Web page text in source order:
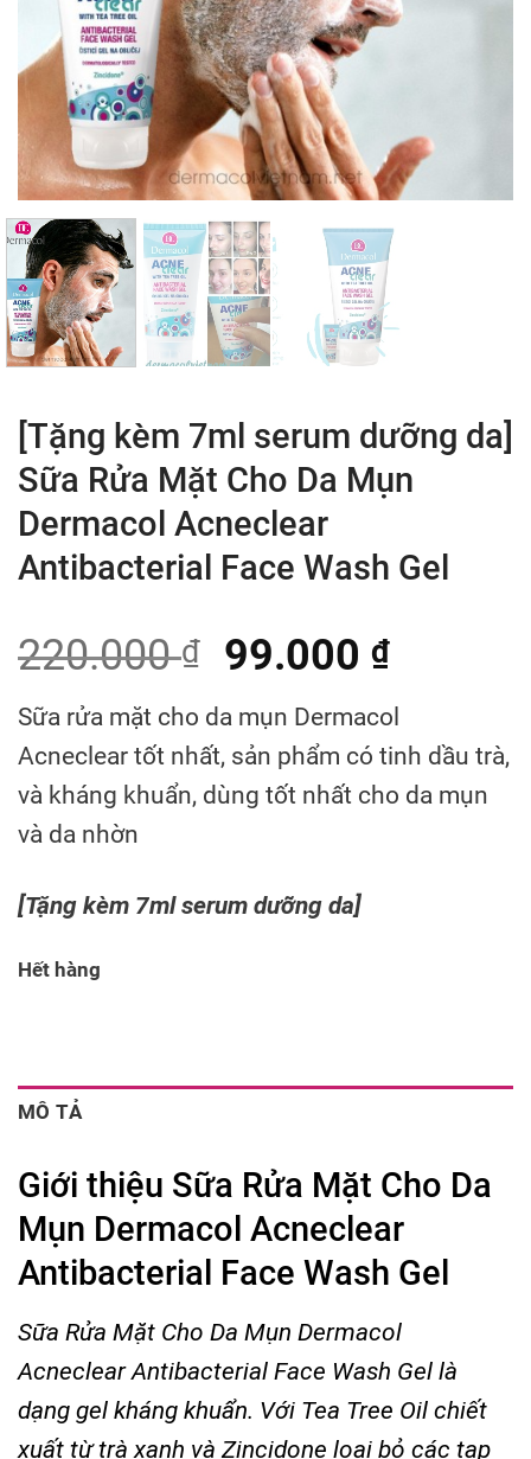
[Tặng kèm 7ml serum dưỡng da]
Sữa Rửa Mặt Cho Da Mụn
Dermacol Acneclear
Antibacterial Face Wash Gel
220.000₫ 99.000 ₫
Sữa rửa mặt cho da mụn Dermacol
Acneclear tốt nhất, sản phẩm có tinh dầu trà,
và kháng khuẩn, dùng tốt nhất cho da mụn
và da nhờn
[Tặng kèm 7ml serum dưỡng da]
Hết hàng
MÔ TẢ
Giới thiệu Sữa Rửa Mặt Cho Da
Mụn Dermacol Acneclear
Antibacterial Face Wash Gel
Sữa Rửa Mặt Cho Da Mụn Dermacol
Acneclear Antibacterial Face Wash Gel là
dạng gel kháng khuẩn. Với Tea Tree Oil chiết
xuất từ trà xanh và Zincidone loại bỏ các tạp